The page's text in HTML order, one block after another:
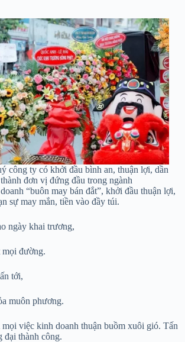
công ty có khởi đầu bình an, thuận lợi, dần
đơn vị đứng đầu trong ngành
“buôn may bán đắt”, khởi đầu thuận lợi,
sự may mắn, tiền vào đầy túi.
ngày khai trương,
mọi đường.
tới,
muôn phương.
việc kinh doanh thuận buồm xuôi gió. Tấn
đại thành công.